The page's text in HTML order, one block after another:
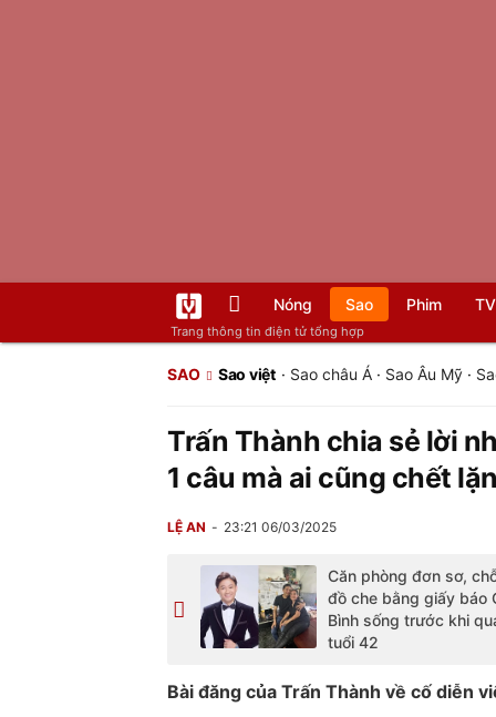
Trang thông tin điện tử tổng hợp
Nóng Sao Phim
SAO Sao việt · Sao châu Á· Sao Âu Mỹ·
Trấn Thành chia sẻ lời
1 câu mà ai cũng chết
LỆ AN 23:21 06/03/2025
Căn phòng đơn sơ,
đồ che bằng giấy báo
Bình sống trước khi
tuổi 42
Bài đăng của Trấn Thành về cố diễn